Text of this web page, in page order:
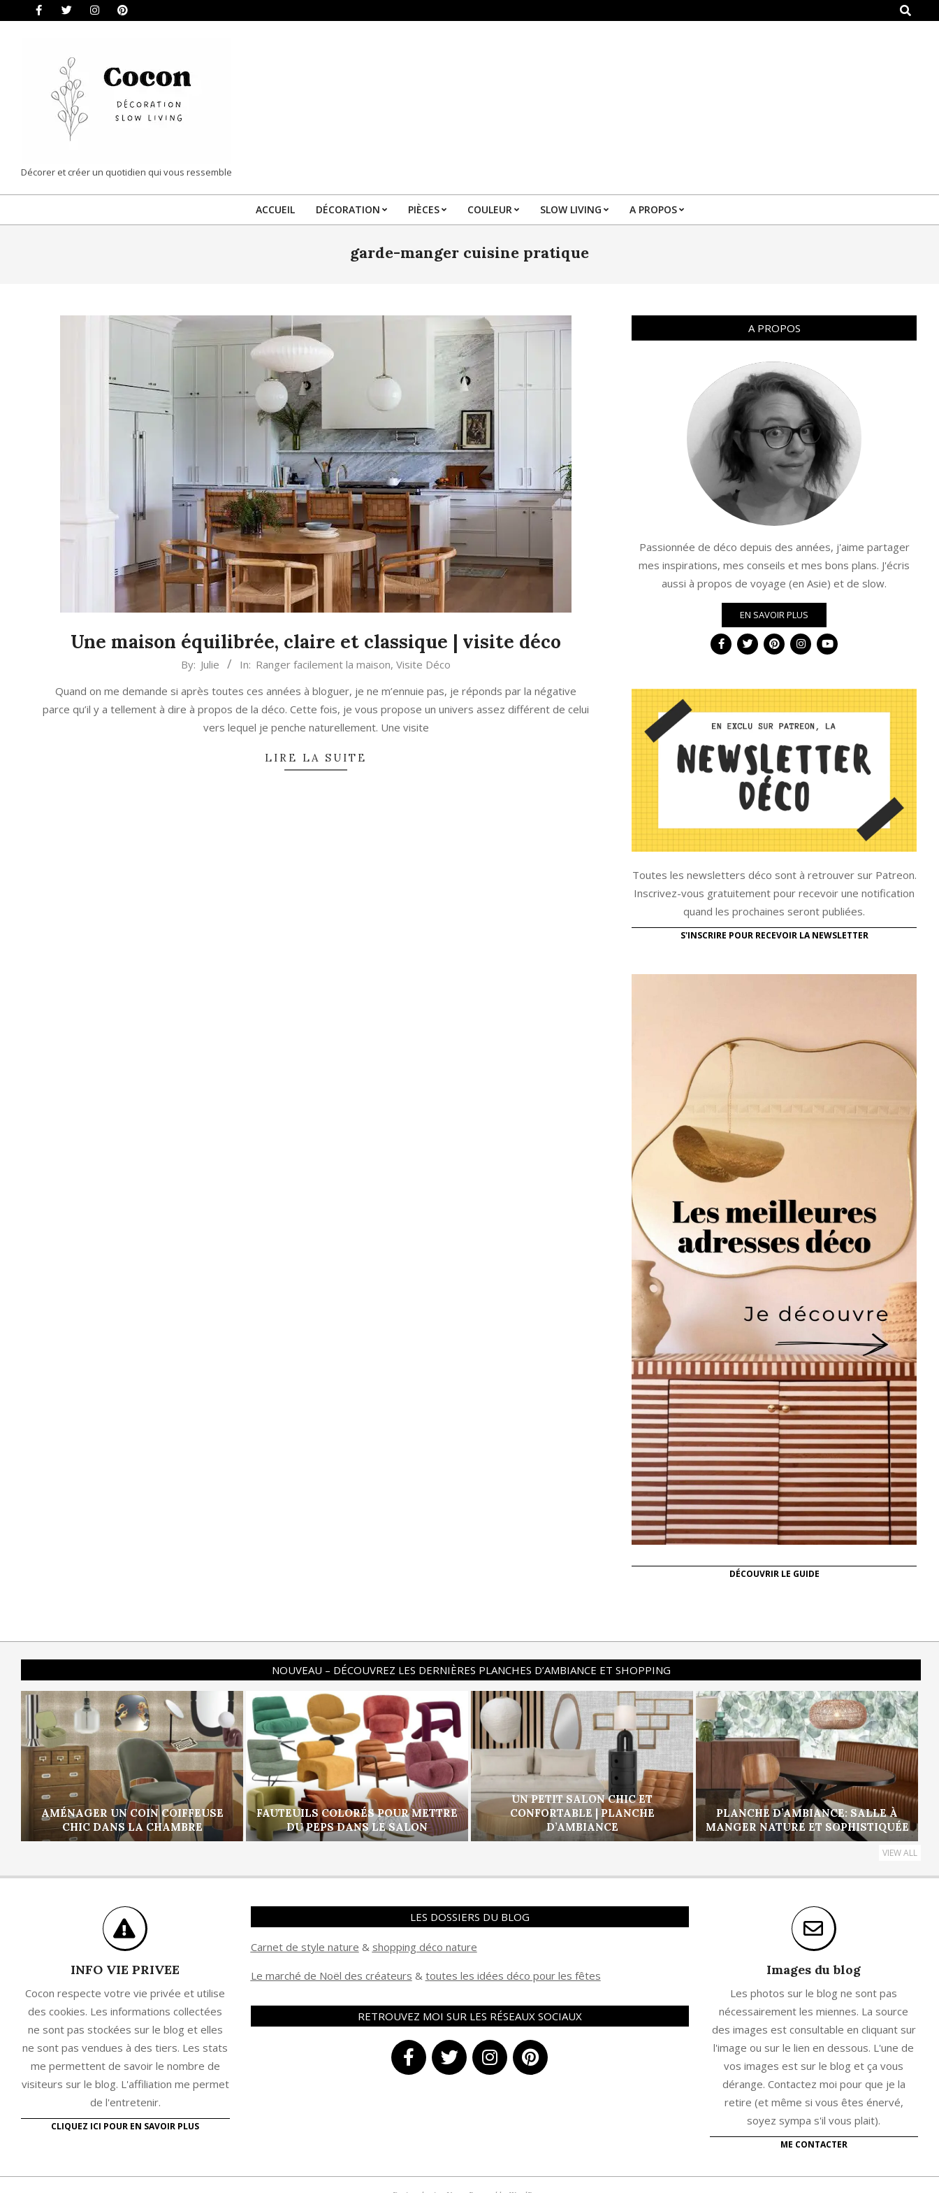
Search
COCON
|
DÉCORATION
Décorer et créer un quotidien qui vous ressemble
Primary
Menu
ACCUEIL DÉCORATION PIÈCES COULEUR SLOW LIVING A PROPOS
garde-manger cuisine pratique
Une maison équilibrée, claire et classique | visite déco
By: Julie In: Ranger facilement la maison, Visite Déco
Quand on me demande si après toutes ces années à bloguer, je ne m’ennuie pas, je réponds par la négative
parce qu’il y a tellement à dire à propos de la déco. Cette fois, je vous propose un univers assez différent de celui
vers lequel je penche naturellement. Une visite
LIRE LA SUITE
A PROPOS
Passionnée de déco depuis des années, j'aime partager
mes inspirations, mes conseils et mes bons plans. J'écris
aussi à propos de voyage (en Asie) et de slow.
EN SAVOIR PLUS
Toutes les newsletters déco sont à retrouver sur Patreon.
Inscrivez-vous gratuitement pour recevoir une notification
quand les prochaines seront publiées.
S'INSCRIRE POUR RECEVOIR LA NEWSLETTER
DÉCOUVRIR LE GUIDE
NOUVEAU – DÉCOUVREZ LES DERNIÈRES PLANCHES D’AMBIANCE ET SHOPPING
AMÉNAGER UN COIN COIFFEUSE
CHIC DANS LA CHAMBRE
FAUTEUILS COLORÉS POUR METTRE
DU PEPS DANS LE SALON
UN PETIT SALON CHIC ET
CONFORTABLE | PLANCHE
D’AMBIANCE
PLANCHE D’AMBIANCE: SALLE À
MANGER NATURE ET SOPHISTIQUÉE
VIEW ALL
INFO VIE PRIVEE
Cocon respecte votre vie privée et utilise
des cookies. Les informations collectées
ne sont pas stockées sur le blog et elles
ne sont pas vendues à des tiers. Les stats
me permettent de savoir le nombre de
visiteurs sur le blog. L'affiliation me permet
de l'entretenir.
CLIQUEZ ICI POUR EN SAVOIR PLUS
LES DOSSIERS DU BLOG
Carnet de style nature & shopping déco nature
Le marché de Noël des créateurs & toutes les idées déco pour les fêtes
RETROUVEZ MOI SUR LES RÉSEAUX SOCIAUX
Images du blog
Les photos sur le blog ne sont pas
nécessairement les miennes. La source
des images est consultable en cliquant sur
l'image ou sur le lien en dessous. L'une de
vos images est sur le blog et ça vous
dérange. Contactez moi pour que je la
retire (et même si vous êtes énervé,
soyez sympa s'il vous plait).
ME CONTACTER